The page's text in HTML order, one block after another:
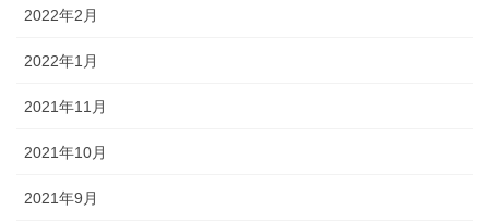
2022年2月
2022年1月
2021年11月
2021年10月
2021年9月